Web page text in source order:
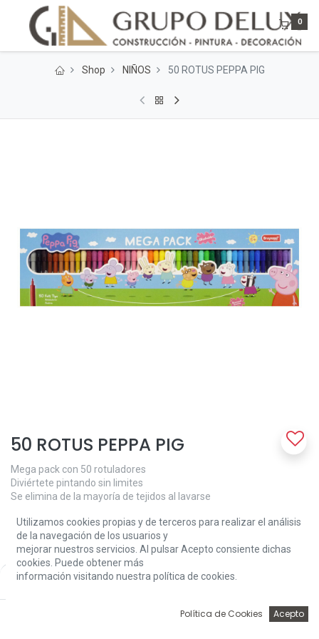
Price:
Add to Cart
0
Shop NIÑOS 50 ROTUS PEPPA PIG
50 ROTUS PEPPA PIG
Mega pack con 50 rotuladores
Diviértete pintando sin limites
Se elimina de la mayoría de tejidos al lavarse
11,02€
Utilizamos cookies propias y de terceros para realizar el análisis
de la navegación de los usuarios y
mejorar nuestros servicios. Al pulsar Acepto consiente dichas
cookies. Puede obtener más
información visitando nuestra política de cookies.
Política de Cookies Acepto